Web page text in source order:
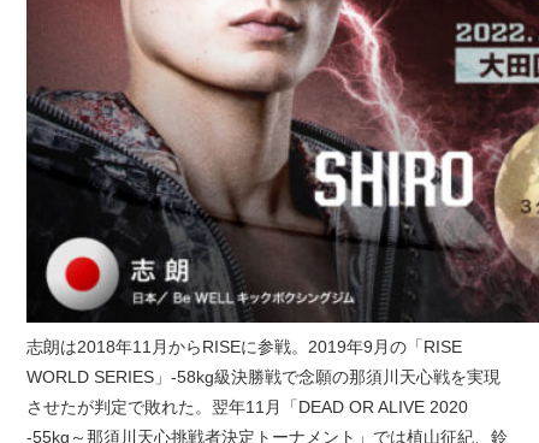
志朗は2018年11月からRISEに参戦。2019年9月の「RISE
WORLD SERIES」-58kg級決勝戦で念願の那須川天心戦を実現
させたが判定で敗れた。翌年11月「DEAD OR ALIVE 2020
-55kg～那須川天心挑戦者決定トーナメント」では植山征紀、鈴